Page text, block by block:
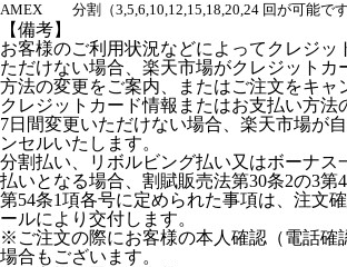
AMEX
分割（3,5,6,10,12,15,18,20,24 回が可能で
【備考】
お客様のご利用状況などによってクレジッ
ただけない場合、楽天市場がクレジットカ
方法の変更をご案内、またはご注文をキャ
クレジットカード情報またはお支払い方法
7日間変更いただけない場合、楽天市場が
ンセルいたします。
分割払い、リボルビング払い又はボーナス
払いとなる場合、割賦販売法第30条2の3第
第54条1項各号に定められた事項は、注文
ールにより交付します。
※ご注文の際にお客様の本人確認（電話確
場合もございます。